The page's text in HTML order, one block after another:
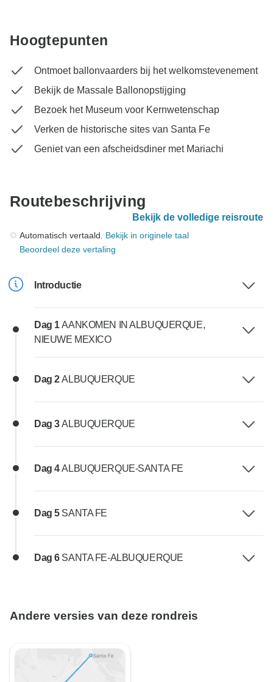
Hoogtepunten
Ontmoet ballonvaarders bij het welkomstevenement
Bekijk de Massale Ballonopstijging
Bezoek het Museum voor Kernwetenschap
Verken de historische sites van Santa Fe
Geniet van een afscheidsdiner met Mariachi
Routebeschrijving
Bekijk de volledige reisroute
Automatisch vertaald. Bekijk in originele taal
Beoordeel deze vertaling
Introductie
Dag 1AANKOMEN IN ALBUQUERQUE,
NIEUWE MEXICO
Dag 2ALBUQUERQUE
Dag 3ALBUQUERQUE
Dag 4ALBUQUERQUE-SANTA FE
Dag 5 SANTA FE
Dag 6 SANTA FE-ALBUQUERQUE
Andere versies van deze rondreis